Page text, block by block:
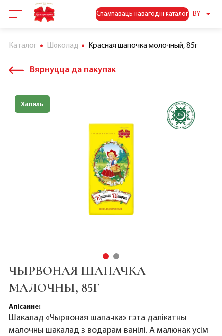
Спампаваць навагодні каталог BY
Каталог Шоколад Красная шапочка молочный, 85г
Вярнуцца да пакупак
Халяль
ЧЫРВОНАЯ ШАПАЧКА
МАЛОЧНЫ, 85Г
Апісанне:
Шакалад «Чырвоная шапачка» гэта далікатны
малочны шакалад з водарам ванілі. А малюнак усім